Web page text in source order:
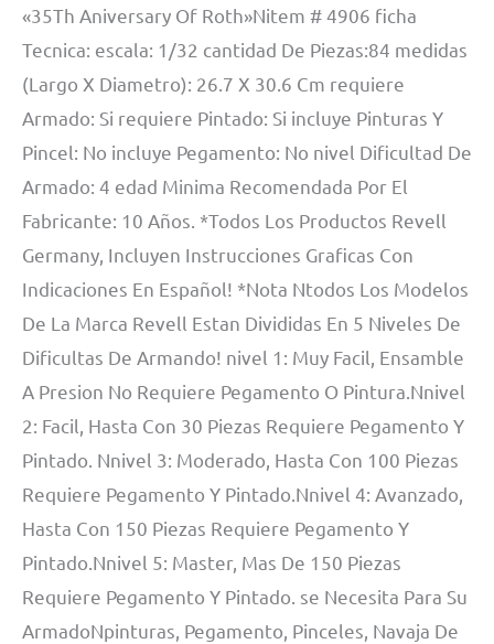
«35Th Aniversary Of Roth»Nitem # 4906 ficha
Tecnica: escala: 1/32 cantidad De Piezas:84 medidas
(Largo X Diametro): 26.7 X 30.6 Cm requiere
Armado: Si requiere Pintado: Si incluye Pinturas Y
Pincel: No incluye Pegamento: No nivel Dificultad De
Armado: 4 edad Minima Recomendada Por El
Fabricante: 10 Años. *Todos Los Productos Revell
Germany, Incluyen Instrucciones Graficas Con
Indicaciones En Español! *Nota Ntodos Los Modelos
De La Marca Revell Estan Divididas En 5 Niveles De
Dificultas De Armando! nivel 1: Muy Facil, Ensamble
A Presion No Requiere Pegamento O Pintura.Nnivel
2: Facil, Hasta Con 30 Piezas Requiere Pegamento Y
Pintado. Nnivel 3: Moderado, Hasta Con 100 Piezas
Requiere Pegamento Y Pintado.Nnivel 4: Avanzado,
Hasta Con 150 Piezas Requiere Pegamento Y
Pintado.Nnivel 5: Master, Mas De 150 Piezas
Requiere Pegamento Y Pintado. se Necesita Para Su
ArmadoNpinturas, Pegamento, Pinceles, Navaja De